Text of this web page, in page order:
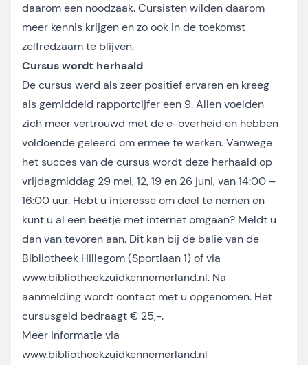
daarom een noodzaak. Cursisten wilden daarom
meer kennis krijgen en zo ook in de toekomst
zelfredzaam te blijven.
Cursus wordt herhaald
De cursus werd als zeer positief ervaren en kreeg
als gemiddeld rapportcijfer een 9. Allen voelden
zich meer vertrouwd met de e-overheid en hebben
voldoende geleerd om ermee te werken. Vanwege
het succes van de cursus wordt deze herhaald op
vrijdagmiddag 29 mei, 12, 19 en 26 juni, van 14:00 –
16:00 uur. Hebt u interesse om deel te nemen en
kunt u al een beetje met internet omgaan? Meldt u
dan van tevoren aan. Dit kan bij de balie van de
Bibliotheek Hillegom (Sportlaan 1) of via
www.bibliotheekzuidkennemerland.nl. Na
aanmelding wordt contact met u opgenomen. Het
cursusgeld bedraagt € 25,-.
Meer informatie via
www.bibliotheekzuidkennemerland.nl